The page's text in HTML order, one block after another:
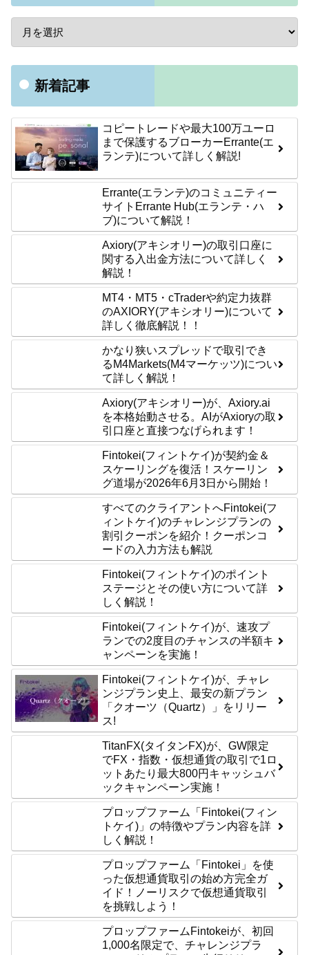
新着記事
コピートレードや最大100万ユーロ
まで保護するブローカーErrante(エ
ランテ)について詳しく解説!
Errante(エランテ)のコミュニティー
サイトErrante Hub(エランテ・ハ
ブ)について解説！
Axiory(アキシオリー)の取引口座に
関する入出金方法について詳しく
解説！
MT4・MT5・cTraderや約定力抜群
のAXIORY(アキシオリー)について
詳しく徹底解説！！
かなり狭いスプレッドで取引でき
るM4Markets(M4マーケッツ)につい
て詳しく解説！
Axiory(アキシオリー)が、Axiory.ai
を本格始動させる。AIがAxioryの取
引口座と直接つなげられます！
Fintokei(フィントケイ)が契約金＆
スケーリングを復活！スケーリン
グ道場が2026年6月3日から開始！
すべてのクライアントへFintokei(フ
ィントケイ)のチャレンジプランの
割引クーポンを紹介！クーポンコ
ードの入力方法も解説
Fintokei(フィントケイ)のポイント
ステージとその使い方について詳
しく解説！
Fintokei(フィントケイ)が、速攻プ
ランでの2度目のチャンスの半額キ
ャンペーンを実施！
Fintokei(フィントケイ)が、チャレ
ンジプラン史上、最安の新プラン
「クオーツ（Quartz）」をリリー
ス!
TitanFX(タイタンFX)が、GW限定
でFX・指数・仮想通貨の取引で1ロ
ットあたり最大800円キャッシュバ
ックキャンペーン実施！
プロップファーム「Fintokei(フィン
トケイ)」の特徴やプラン内容を詳
しく解説！
プロップファーム「Fintokei」を使
った仮想通貨取引の始め方完全ガ
イド！ノーリスクで仮想通貨取引
を挑戦しよう！
プロップファームFintokeiが、初回
1,000名限定で、チャレンジプラ